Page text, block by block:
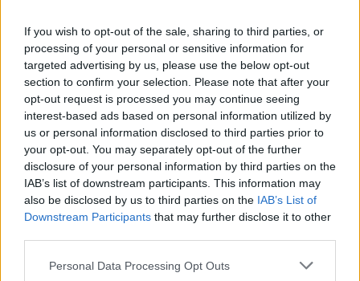
If you wish to opt-out of the sale, sharing to third parties, or
processing of your personal or sensitive information for
targeted advertising by us, please use the below opt-out
section to confirm your selection. Please note that after your
opt-out request is processed you may continue seeing
interest-based ads based on personal information utilized by
us or personal information disclosed to third parties prior to
your opt-out. You may separately opt-out of the further
disclosure of your personal information by third parties on the
IAB’s list of downstream participants. This information may
also be disclosed by us to third parties on the IAB’s List of
Downstream Participants that may further disclose it to other
Personal Data Processing Opt Outs
redes, por José Carlos Silva (Treinador de Guarda-redes Módicus
Futsal).
Houve ainda tempo para apresentação do software de apoio aos
clubes e treinadores, por Gil Guilherme da empresa em jogo.pt.
As tertúlias subordinadas aos temas referenciados tiveram uma
componente teórica seguida de debate com cada um dos
oradores.
patrocinadores: Kipsta Futsal Decathlon, emjogo.pt e Pastelaria